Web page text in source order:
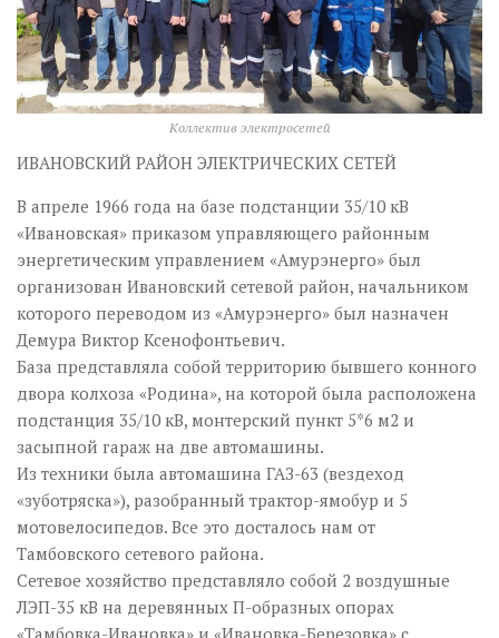
Коллектив электросетей
ИВАНОВСКИЙ РАЙОН ЭЛЕКТРИЧЕСКИХ СЕТЕЙ
В апреле 1966 года на базе подстанции 35/10 кВ
«Ивановская» приказом управляющего районным
энергетическим управлением «Амурэнерго» был
организован Ивановский сетевой район, начальником
которого переводом из «Амурэнерго» был назначен
Демура Виктор Ксенофонтьевич.
База представляла собой территорию бывшего конного
двора колхоза «Родина», на которой была расположена
подстанция 35/10 кВ, монтерский пункт 5*6 м2 и
засыпной гараж на две автомашины.
Из техники была автомашина ГАЗ-63 (вездеход
«зуботряска»), разобранный трактор-ямобур и 5
мотовелосипедов. Все это досталось нам от
Тамбовского сетевого района.
Сетевое хозяйство представляло собой 2 воздушные
ЛЭП-35 кВ на деревянных П-образных опорах
«Тамбовка-Ивановка» и «Ивановка-Березовка» с